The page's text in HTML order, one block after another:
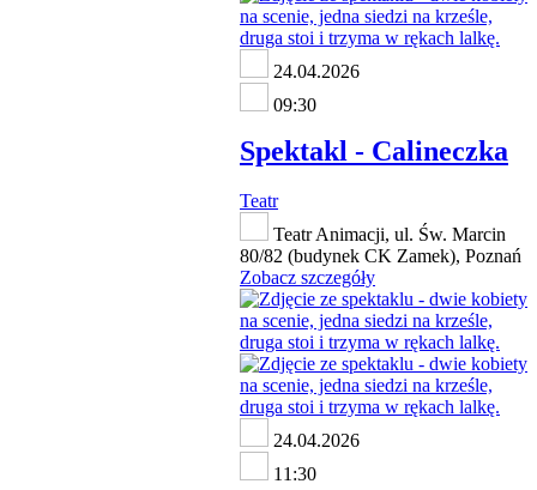
24.04.2026
09:30
Spektakl - Calineczka
Teatr
Teatr Animacji, ul. Św. Marcin
80/82 (budynek CK Zamek), Poznań
Zobacz szczegóły
24.04.2026
11:30